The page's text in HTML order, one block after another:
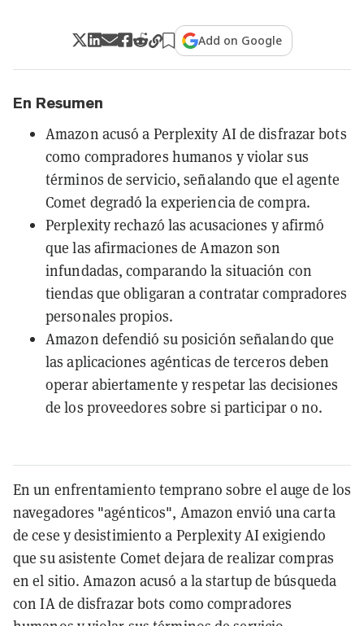
Add on Google
En Resumen
Amazon acusó a Perplexity AI de disfrazar bots
como compradores humanos y violar sus
términos de servicio, señalando que el agente
Comet degradó la experiencia de compra.
Perplexity rechazó las acusaciones y afirmó
que las afirmaciones de Amazon son
infundadas, comparando la situación con
tiendas que obligaran a contratar compradores
personales propios.
Amazon defendió su posición señalando que
las aplicaciones agénticas de terceros deben
operar abiertamente y respetar las decisiones
de los proveedores sobre si participar o no.
En un enfrentamiento temprano sobre el auge de los
navegadores "agénticos", Amazon envió una carta
de cese y desistimiento a Perplexity AI exigiendo
que su asistente Comet dejara de realizar compras
en el sitio. Amazon acusó a la startup de búsqueda
con IA de disfrazar bots como compradores